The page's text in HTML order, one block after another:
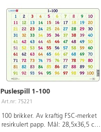
Puslespill 1-100
Art.nr: 75221
100 brikker. Av kraftig FSC-merket
resirkulert papp. Mål: 28,5x36,5 cm.